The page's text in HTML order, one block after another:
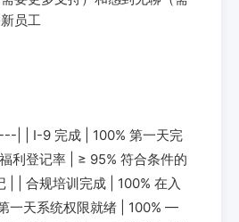
员工
| | I-9 完成 | 100% 第一天完
登记率 | ≥ 95% 符合条件的
| | 合规培训完成 | 100% 在入
一天系统权限就绪 | 100% —